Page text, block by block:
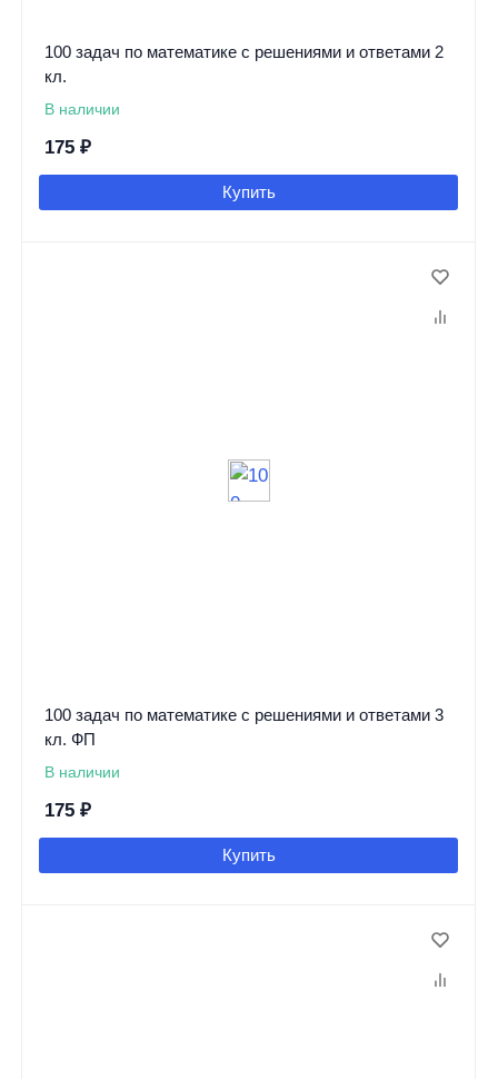
100 задач по математике с решениями и ответами 2
кл.
В наличии
175 ₽
Купить
100 задач по математике с решениями и ответами 3
кл. ФП
В наличии
175 ₽
Купить